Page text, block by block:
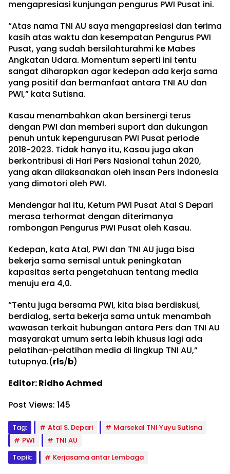
mengapresiasi kunjungan pengurus PWI Pusat ini.
“Atas nama TNI AU saya mengapresiasi dan terima
kasih atas waktu dan kesempatan Pengurus PWI
Pusat, yang sudah bersilahturahmi ke Mabes
Angkatan Udara. Momentum seperti ini tentu
sangat diharapkan agar kedepan ada kerja sama
yang positif dan bermanfaat antara TNI AU dan
PWI,” kata Sutisna.
Kasau menambahkan akan bersinergi terus
dengan PWI dan memberi suport dan dukungan
penuh untuk kepengurusan PWI Pusat periode
2018-2023. Tidak hanya itu, Kasau juga akan
berkontribusi di Hari Pers Nasional tahun 2020,
yang akan dilaksanakan oleh insan Pers Indonesia
yang dimotori oleh PWI.
Mendengar hal itu, Ketum PWI Pusat Atal S Depari
merasa terhormat dengan diterimanya
rombongan Pengurus PWI Pusat oleh Kasau.
Kedepan, kata Atal, PWI dan TNI AU juga bisa
bekerja sama semisal untuk peningkatan
kapasitas serta pengetahuan tentang media
menuju era 4,0.
“Tentu juga bersama PWI, kita bisa berdiskusi,
berdialog, serta bekerja sama untuk menambah
wawasan terkait hubungan antara Pers dan TNI AU
masyarakat umum serta lebih khusus lagi ada
pelatihan-pelatihan media di lingkup TNI AU,”
tutupnya.(rls/b)
Editor: Ridho Achmed
Post Views: 145
Tag: Atal S. Depari
Marsekal TNI Yuyu Sutisna
PWI
TNI AU
Topik:
Kerjasama antar Lembaga